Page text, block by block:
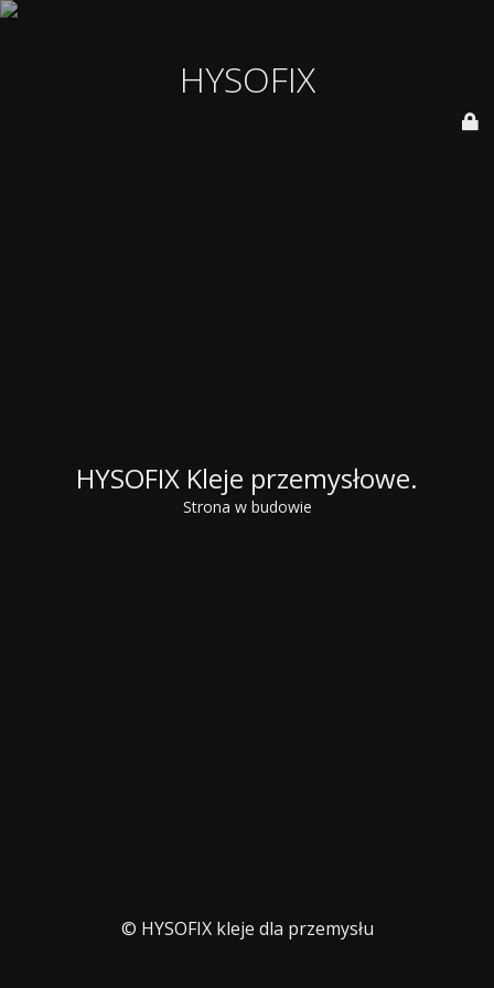
HYSOFIX
HYSOFIX Kleje przemysłowe.
Strona w budowie
© HYSOFIX kleje dla przemysłu